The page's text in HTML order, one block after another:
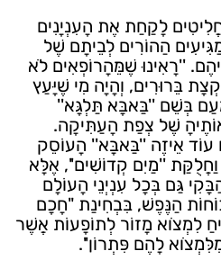
לָקַחַת אֶת הָעִנְיָנִים
הַהוֹרִים לְבֵיתָם שֶׁל
''רָאִינוּ שֶׁמֵּהָרוֹפְאִים לֹא
בֵּרוּרִים, וְהָיָה מִי שֶׁיָּעַץ
מֵעַם בְּשֵׁם ''בַּאבָּא תַּלְגָּא''
שֶׁל צְפַת הָעַתִּיקָה.
אֵיזֶה ''בַּאבָּא'' הָעוֹסֵק
''מַיִם קְדוֹשִׁים'', אֶלָּא
גַּם בְּכָל עִנְיְנֵי הָעוֹלָם
הַנֶּפֶשׁ, בִּבְחִינַת "חָכָם
לִמְצֹוא מָזוֹר לְתוֹפָעוֹת אֲשֶׁר
לָהֶם פִּתְרוֹן''.